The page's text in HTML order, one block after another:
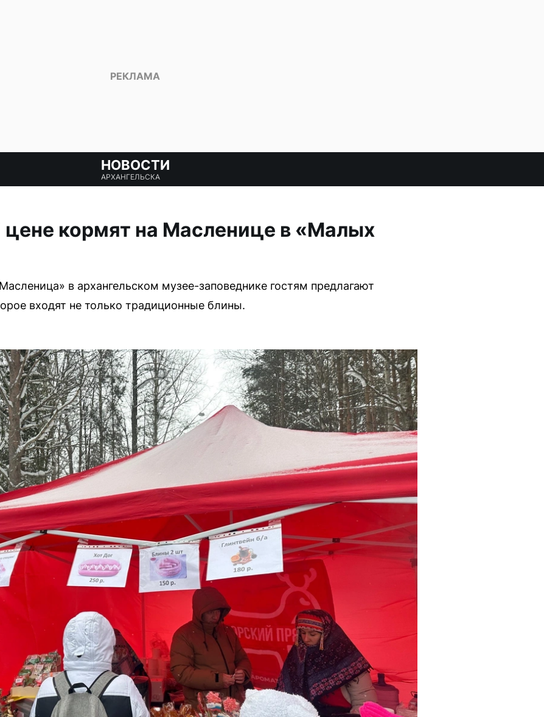
НОВОСТИ
АРХАНГЕЛЬСКА
цене кормят на Масленице в «Малых
в архангельском музее-заповеднике гостям предлагают
входят не только традиционные блины.